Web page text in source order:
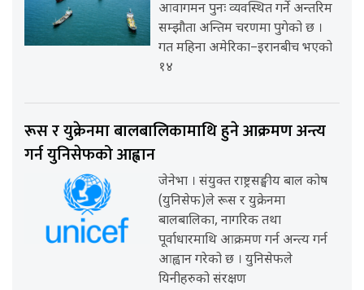
आवागमन पुनः व्यवस्थित गर्ने अन्तरिम
सम्झौता अन्तिम चरणमा पुगेको छ ।
गत महिना अमेरिका–इरानबीच भएको
१४
रूस र युक्रेनमा बालबालिकामाथि हुने आक्रमण अन्त्य
गर्न युनिसेफको आह्वान
जेनेभा । संयुक्त राष्ट्रसङ्घीय बाल कोष
(युनिसेफ)ले रूस र युक्रेनमा
बालबालिका, नागरिक तथा
पूर्वाधारमाथि आक्रमण गर्न अन्त्य गर्न
आह्वान गरेको छ । युनिसेफले
यिनीहरुको संरक्षण